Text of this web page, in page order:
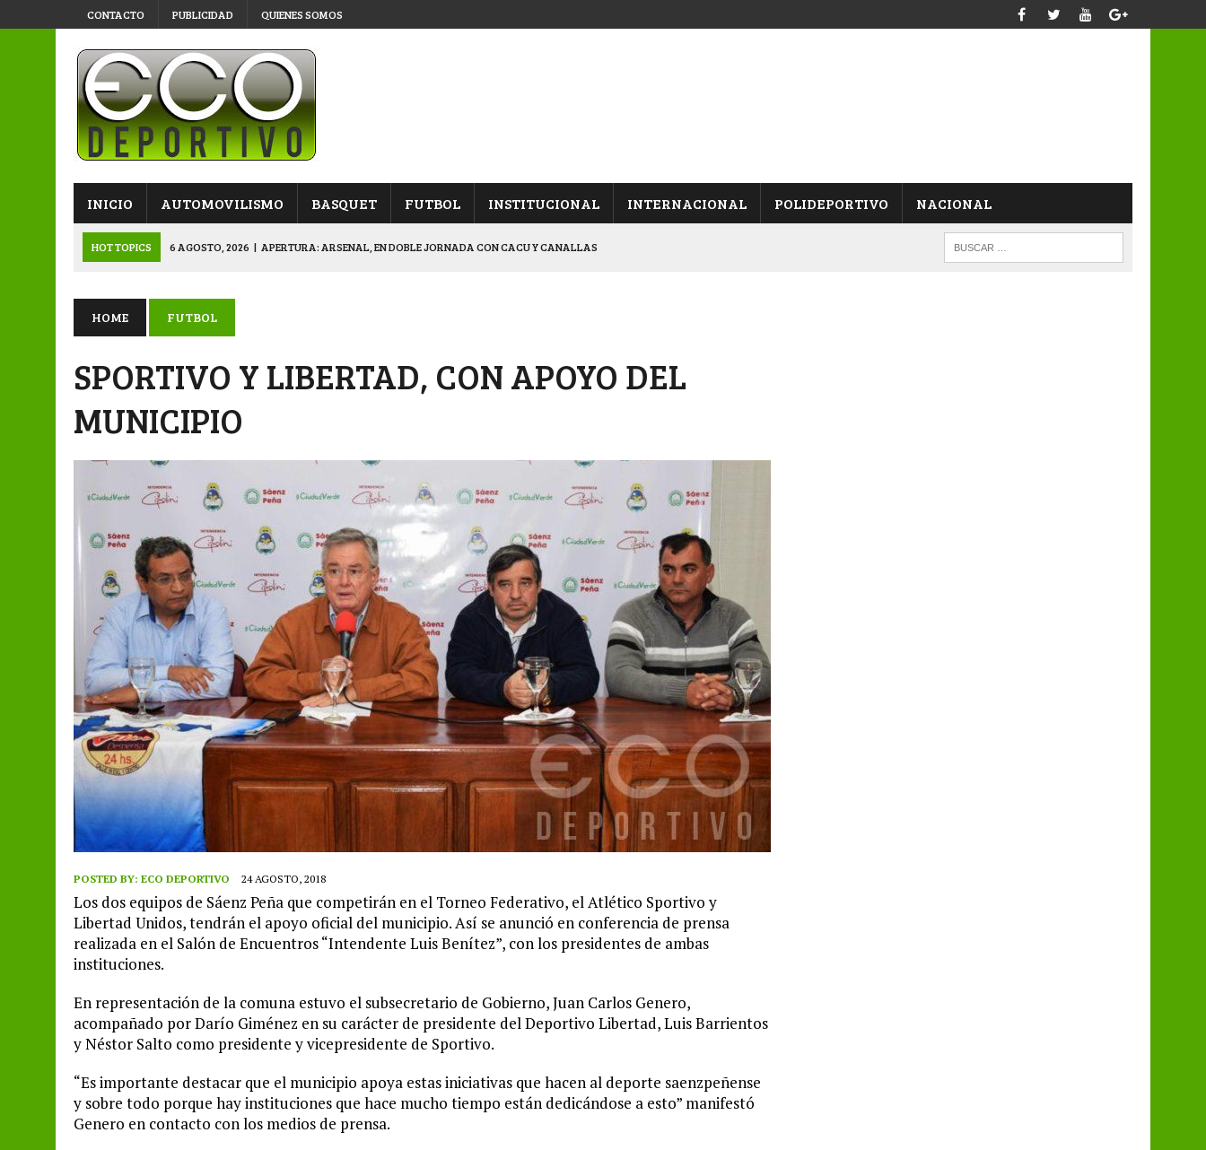
CONTACTO PUBLICIDAD QUIENES SOMOS
INICIO AUTOMOVILISMO BASQUET FUTBOL INSTITUCIONAL INTERNACIONAL POLIDEPORTIVO NACIONAL
HOT TOPICS 6 AGOSTO, 2026 | APERTURA: ARSENAL, EN DOBLE JORNADA CON CACU Y CANALLAS
6 AGOSTO, 2026 | APERTURA: BELGRANO DERROTÓ A NAPENAY Y ES SEMIFINALISTA
7 AGOSTO, 2026 | APERTURA “B”: CACU Y CANALLAS AVANZARON FRENTE A ARSENAL
HOME FUTBOL
SPORTIVO Y LIBERTAD, CON APOYO DEL
MUNICIPIO
POSTED BY: ECO DEPORTIVO 24 AGOSTO, 2018
Los dos equipos de Sáenz Peña que competirán en el Torneo Federativo, el Atlético Sportivo y
Libertad Unidos, tendrán el apoyo oficial del municipio. Así se anunció en conferencia de prensa
realizada en el Salón de Encuentros “Intendente Luis Benítez”, con los presidentes de ambas
instituciones.
En representación de la comuna estuvo el subsecretario de Gobierno, Juan Carlos Genero,
acompañado por Darío Giménez en su carácter de presidente del Deportivo Libertad, Luis Barrientos
y Néstor Salto como presidente y vicepresidente de Sportivo.
“Es importante destacar que el municipio apoya estas iniciativas que hacen al deporte saenzpeñense
y sobre todo porque hay instituciones que hace mucho tiempo están dedicándose a esto” manifestó
Genero en contacto con los medios de prensa.